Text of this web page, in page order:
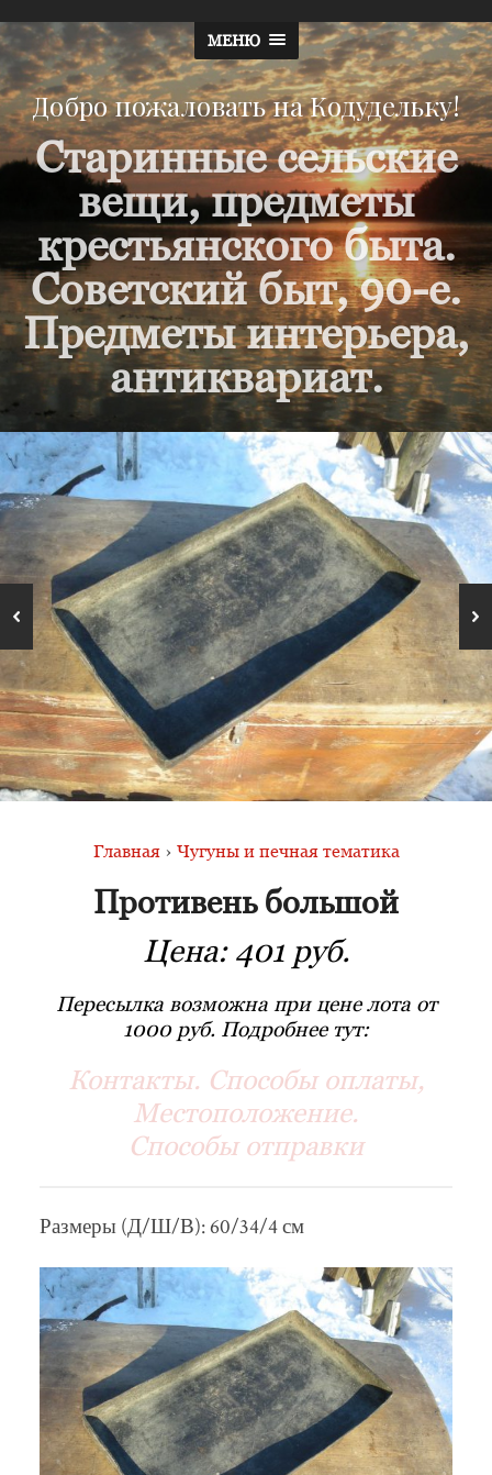
МЕНЮ
Добро пожаловать на Кодудельку!
Старинные сельские
вещи, предметы
крестьянского быта.
Советский быт, 90-е.
Предметы интерьера,
антиквариат.
Главная › Чугуны и печная тематика
Противень большой
Цена: 401 руб.
Пересылка возможна при цене лота от
1000 руб. Подробнее тут:
Контакты. Способы оплаты,
Местоположение.
Способы отправки
Размеры (Д/Ш/В): 60/34/4 см